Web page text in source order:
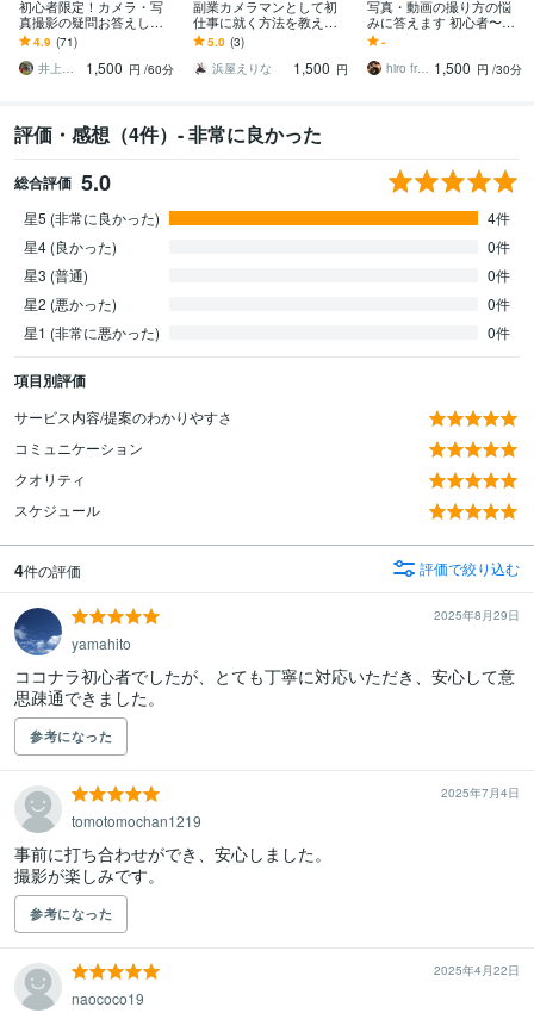
初心者限定！カメラ・写
真撮影の疑問お答えしま
す その「困った」解決し
ます。AI時代のセカンド
オピニオン！
4.9 (71)
井上大輔＠DCMTフォトグラファー
1,500 円 /60分
副業カメラマンとして初
仕事に就く方法を教えま
す 実績０の素人でもプロ
カメラマンとして仕事で
きるようになります
5.0 (3)
浜屋えりな
1,500 円
写真・動画の撮り方の悩
みに答えます 初心者〜中
級者向け、実践ベースで
ご案内
-
hiro frames 1,500 円 /30分
評価・感想（4件）- 非常に良かった
総合評価 5.0
星5 (非常に良かった)
4件
星4 (良かった)
0件
星3 (普通)
0件
星2 (悪かった)
0件
星1 (非常に悪かった)
0件
項目別評価
サービス内容/提案のわかりやすさ
コミュニケーション
クオリティ
スケジュール
4件の評価 評価で絞り込む
2025年8月29日
yamahito
ココナラ初心者でしたが、とても丁寧に対応いただき、安心して意
思疎通できました。
参考になった
2025年7月4日
tomotomochan1219
事前に打ち合わせができ、安心しました。
撮影が楽しみです。
参考になった
2025年4月22日
naococo19